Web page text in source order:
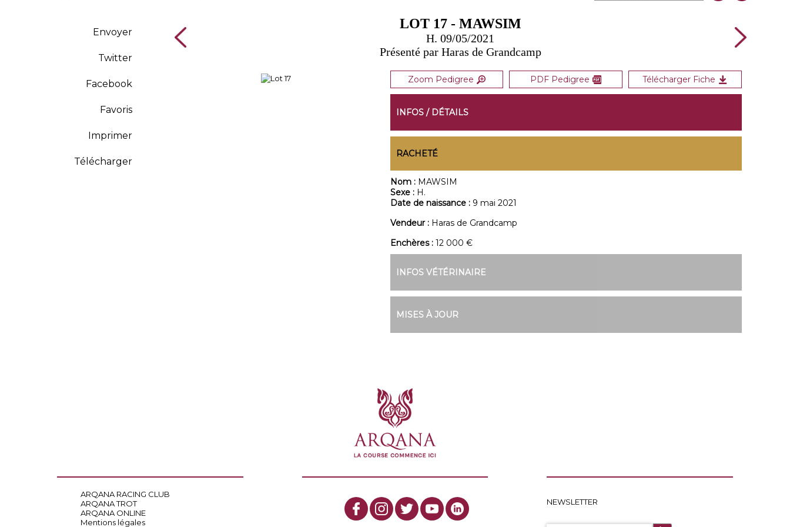
Envoyer
Twitter
Facebook
Favoris
Imprimer
Télécharger
LOT 17 - MAWSIM
H. 09/05/2021
Présenté par Haras de Grandcamp
Zoom Pedigree PDF Pedigree Télécharger Fiche
INFOS / DÉTAILS
RACHETÉ
Nom : MAWSIM
Sexe : H.
Date de naissance : 9 mai 2021
Vendeur : Haras de Grandcamp
Enchères : 12 000 €
INFOS VÉTÉRINAIRE
MISES À JOUR
ARQANA RACING CLUB
ARQANA TROT
ARQANA ONLINE
Mentions légales
NEWSLETTER